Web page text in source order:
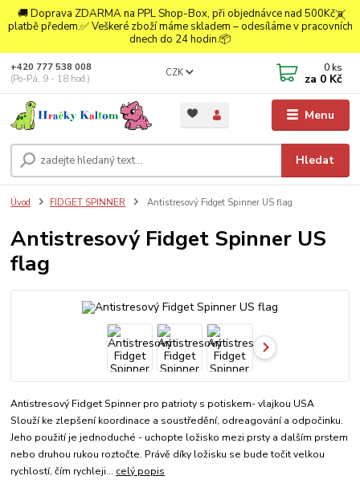
🚚 Doprava ZDARMA na PPL Shop-Box, při objednávce nad 500Kč a
platbě předem.✅ Veškeré zboží máme skladem – odesíláme v pracovních
dnech do 24 hodin.📦
Menu
CZK
Hledat
+420 777 538 008
(Po-Pá, 9 - 18 hod.)
0 ks
za 0 Kč
Úvod FIDGET SPINNER Antistresový Fidget Spinner US flag
Antistresový Fidget Spinner US
flag
Antistresový Fidget Spinner pro patrioty s potiskem- vlajkou USA
Slouží ke zlepšení koordinace a soustředění, odreagování a odpočinku.
Jeho použití je jednoduché - uchopte ložisko mezi prsty a dalším prstem
nebo druhou rukou roztočte. Právě díky ložisku se bude točit velkou
rychlostí, čím rychleji... celý popis